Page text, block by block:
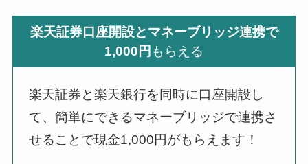
楽天証券口座開設とマネーブリッジ連携で
1,000円 もらえる
楽天証券と楽天銀行を同時に口座開設し
て、簡単にできるマネーブリッジで連携さ
せることで現金1,000円がもらえます！